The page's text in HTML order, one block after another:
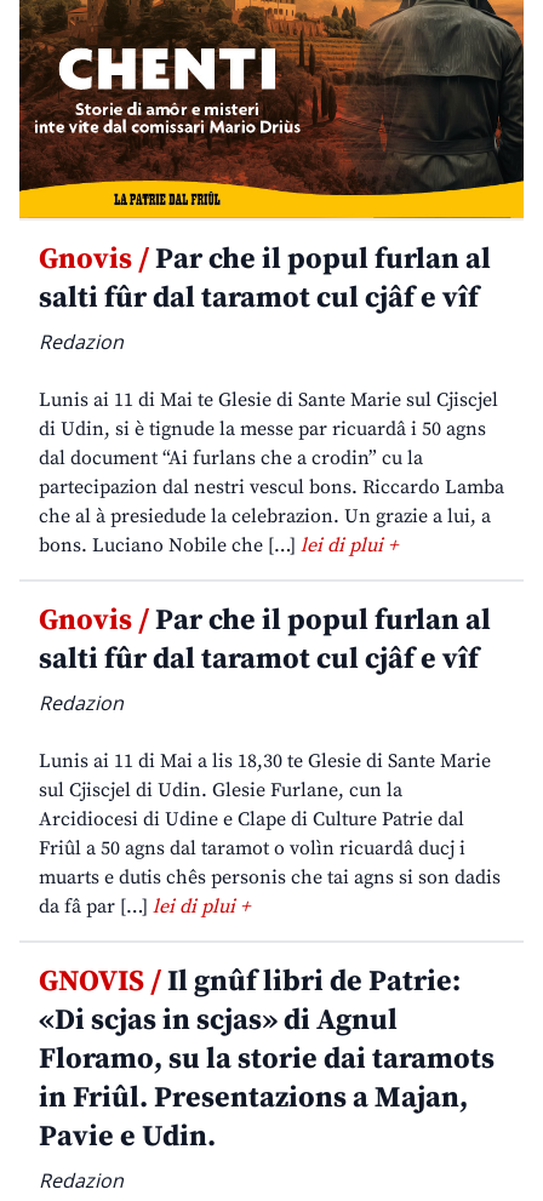
Gnovis /Par che il popul furlan al
salti fûr dal taramot cul cjâf e vîf
Redazion
Lunis ai 11 di Mai te Glesie di Sante Marie sul Cjiscjel
di Udin, si è tignude la messe par ricuardâ i 50 agns
dal document “Ai furlans che a crodin” cu la
partecipazion dal nestri vescul bons. Riccardo Lamba
che al à presiedude la celebrazion. Un grazie a lui, a
bons. Luciano Nobile che […] lei di plui +
Gnovis /Par che il popul furlan al
salti fûr dal taramot cul cjâf e vîf
Redazion
Lunis ai 11 di Mai a lis 18,30 te Glesie di Sante Marie
sul Cjiscjel di Udin. Glesie Furlane, cun la
Arcidiocesi di Udine e Clape di Culture Patrie dal
Friûl a 50 agns dal taramot o volìn ricuardâ ducj i
muarts e dutis chês personis che tai agns si son dadis
da fâ par […] lei di plui +
GNOVIS /Il gnûf libri de Patrie:
«Di scjas in scjas» di Agnul
Floramo, su la storie dai taramots
in Friûl. Presentazions a Majan,
Pavie e Udin.
Redazion